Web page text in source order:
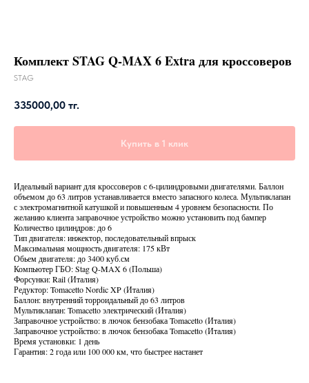
Комплект STAG Q-MAX 6 Extra для кроссоверов
STAG
335000,00 тг.
Купить в 1 клик
Идеальный вариант для кроссоверов с 6-цилиндровыми двигателями. Баллон
объемом до 63 литров устанавливается вместо запасного колеса. Мультиклапан
с электромагнитной катушкой и повышенным 4 уровнем безопасности. По
желанию клиента заправочное устройство можно установить под бампер
Количество цилиндров: до 6
Тип двигателя: инжектор, последовательный впрыск
Максимальная мощность двигателя: 175 кВт
Обьем двигателя: до 3400 куб.см
Компьютер ГБО: Stag Q-MAX 6 (Польша)
Форсунки: Rail (Италия)
Редуктор: Tomacetto Nordic XP (Италия)
Баллон: внутренний торроидальный до 63 литров
Мультиклапан: Tomacetto электрический (Италия)
Заправочное устройство: в лючок бензобака Tomacetto (Италия)
Заправочное устройство: в лючок бензобака Tomacetto (Италия)
Время установки: 1 день
Гарантия: 2 года или 100 000 км, что быстрее настанет